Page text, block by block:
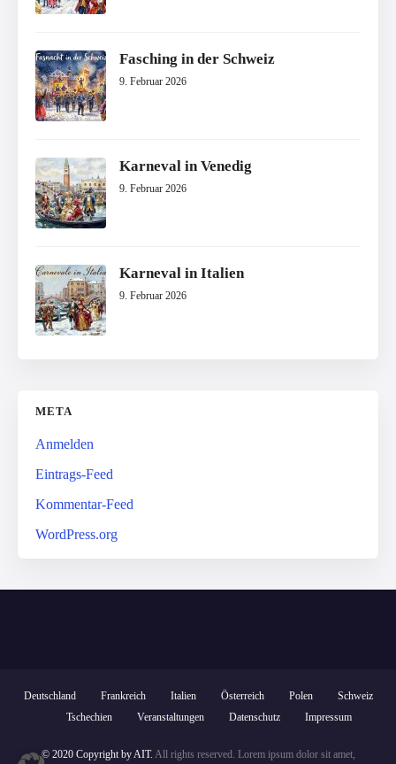
Fasching in der Schweiz
9. Februar 2026
Karneval in Venedig
9. Februar 2026
Karneval in Italien
9. Februar 2026
META
Anmelden
Eintrags-Feed
Kommentar-Feed
WordPress.org
Deutschland Frankreich Italien Österreich Polen
Schweiz
Tschechien
Veranstaltungen Datenschutz Impressum
© 2020 Copyright by AIT. All rights reserved. Lorem ipsum dolor sit amet,